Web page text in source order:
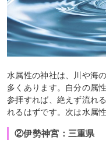
水属性の神社は、川や海
多くあります。自分の属
参拝すれば、絶えず流れ
れるはずです。次は水属
②伊勢神宮：三重県